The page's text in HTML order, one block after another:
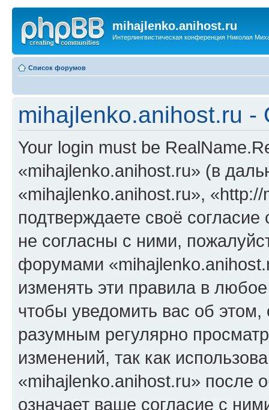
mihajlenko.anihost.ru
Интерлингвистическая конференция Николая
Список форумов
mihajlenko.anihost.ru
Your login must be
«mihajlenko.anihost.ru» (в
«mihajlenko.anihost.ru»,
подтверждаете своё
не согласны с ними,
форумами
изменять эти правила в
чтобы уведомить вас об
разумным регулярно
изменений, так как
«mihajlenko.anihost.ru» после
означает ваше согласие с